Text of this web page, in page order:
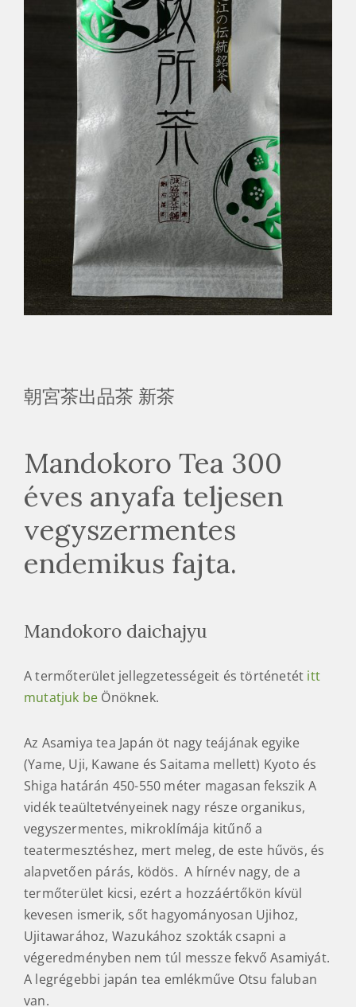
朝宮茶出品茶 新茶
Mandokoro Tea 300
vegyszermentes
endemikus fajta.
Mandokoro daichajyu
A termőterület jellegzetességeit és történetétitt
mutatjuk beÖnöknek.
Az Asamiya tea Japán öt nagy teájának egyike
(Yame, Uji, Kawane és Saitama mellett) Kyoto és
Shiga határán 450-550 méter magasan fekszik A
vidék teaültetvényeinek nagy része organikus,
vegyszermentes, mikroklímája kitűnő a
teatermesztéshez, mert meleg, de este hűvös, és
alapvetően párás, ködös. A hírnév nagy, de a
termőterület kicsi, ezért a hozzáértőkön kívül